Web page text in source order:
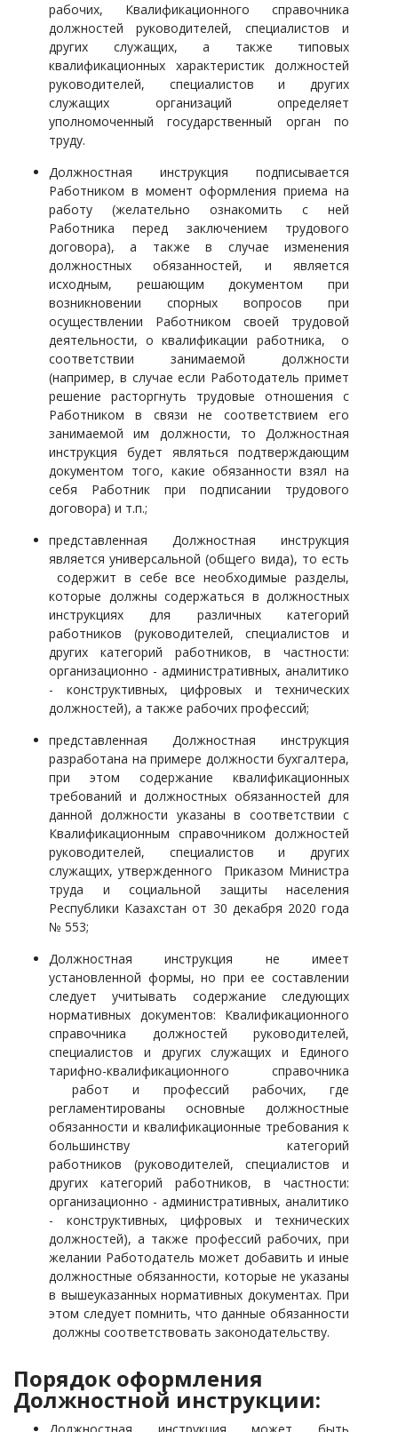
рабочих, Квалификационного справочника
должностей руководителей, специалистов и
других служащих, а также типовых
квалификационных характеристик должностей
руководителей, специалистов и других
служащих организаций определяет
уполномоченный государственный орган по
труду.
Должностная инструкция подписывается
Работником в момент оформления приема на
работу (желательно ознакомить с ней
Работника перед заключением трудового
договора), а также в случае изменения
должностных обязанностей, и является
исходным, решающим документом при
возникновении спорных вопросов при
осуществлении Работником своей трудовой
деятельности, о квалификации работника, о
соответствии занимаемой должности
(например, в случае если Работодатель примет
решение расторгнуть трудовые отношения с
Работником в связи не соответствием его
занимаемой им должности, то Должностная
инструкция будет являться подтверждающим
документом того, какие обязанности взял на
себя Работник при подписании трудового
договора) и т.п.;
представленная Должностная инструкция
является универсальной (общего вида), то есть
содержит в себе все необходимые разделы,
которые должны содержаться в должностных
инструкциях для различных категорий
работников (руководителей, специалистов и
других категорий работников, в частности:
организационно - административных, аналитико
- конструктивных, цифровых и технических
должностей), а также рабочих профессий;
представленная Должностная инструкция
разработана на примере должности бухгалтера,
при этом содержание квалификационных
требований и должностных обязанностей для
данной должности указаны в соответствии с
Квалификационным справочником должностей
руководителей, специалистов и других
служащих, утвержденного Приказом Министра
труда и социальной защиты населения
Республики Казахстан от 30 декабря 2020 года
№ 553;
Должностная инструкция не имеет
установленной формы, но при ее составлении
следует учитывать содержание следующих
нормативных документов: Квалификационного
справочника должностей руководителей,
специалистов и других служащих и Единого
тарифно-квалификационного справочника
работ и профессий рабочих, где
регламентированы основные должностные
обязанности и квалификационные требования к
большинству категорий
работников (руководителей, специалистов и
других категорий работников, в частности:
организационно - административных, аналитико
- конструктивных, цифровых и технических
должностей), а также профессий рабочих, при
желании Работодатель может добавить и иные
должностные обязанности, которые не указаны
в вышеуказанных нормативных документах. При
этом следует помнить, что данные обязанности
должны соответствовать законодательству.
Порядок оформления
Должностной инструкции: